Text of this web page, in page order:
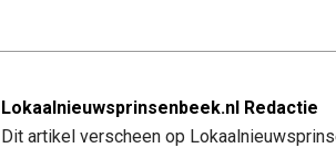
Lokaalnieuwsprinsenbeek.nl Redactie
Dit artikel verscheen op